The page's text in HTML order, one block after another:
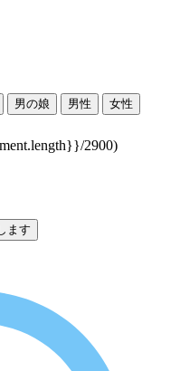
男の娘 男性
女性
2900)
ます